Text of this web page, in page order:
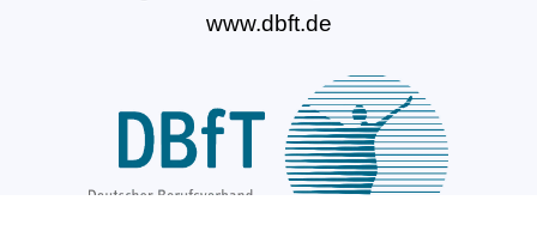
www.dbft.de